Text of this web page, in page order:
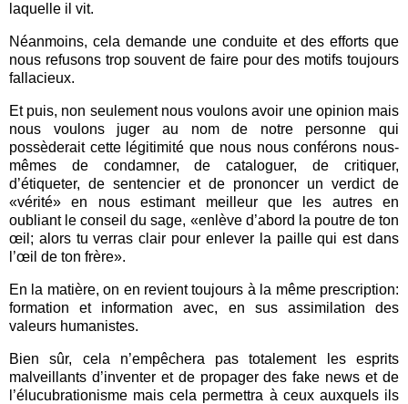
laquelle il vit.
Néanmoins, cela demande une conduite et des efforts que
nous refusons trop souvent de faire pour des motifs toujours
fallacieux.
Et puis, non seulement nous voulons avoir une opinion mais
nous voulons juger au nom de notre personne qui
possèderait cette légitimité que nous nous conférons nous-
mêmes de condamner, de cataloguer, de critiquer,
d’étiqueter, de sentencier et de prononcer un verdict de
«vérité» en nous estimant meilleur que les autres en
oubliant le conseil du sage, «enlève d’abord la poutre de ton
œil; alors tu verras clair pour enlever la paille qui est dans
l’œil de ton frère».
En la matière, on en revient toujours à la même prescription:
formation et information avec, en sus assimilation des
valeurs humanistes.
Bien sûr, cela n’empêchera pas totalement les esprits
malveillants d’inventer et de propager des fake news et de
l’élucubrationisme mais cela permettra à ceux auxquels ils